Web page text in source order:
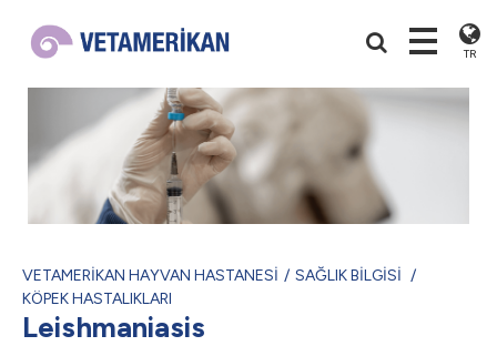
TR
VETAMERİKAN HAYVAN HASTANESİ
SAĞLIK BİLGİSİ
KÖPEK HASTALIKLARI
Leishmaniasis